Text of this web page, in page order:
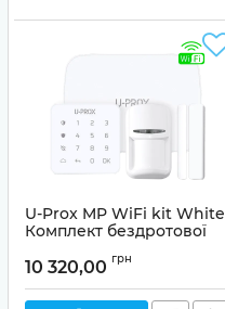
U-Prox MP WiFi kit White
Комплект бездротової
Артикул: 99-00013507
10 320,00 грн